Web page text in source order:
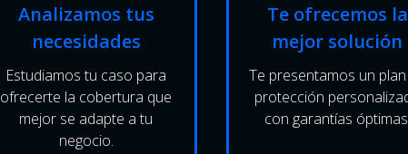
Analizamos tus
necesidades
Estudiamos tu caso para
ofrecerte la cobertura que
mejor se adapte a tu
negocio.
Te ofrecemos la
mejor solución
Te presentamos un
protección
con garantías